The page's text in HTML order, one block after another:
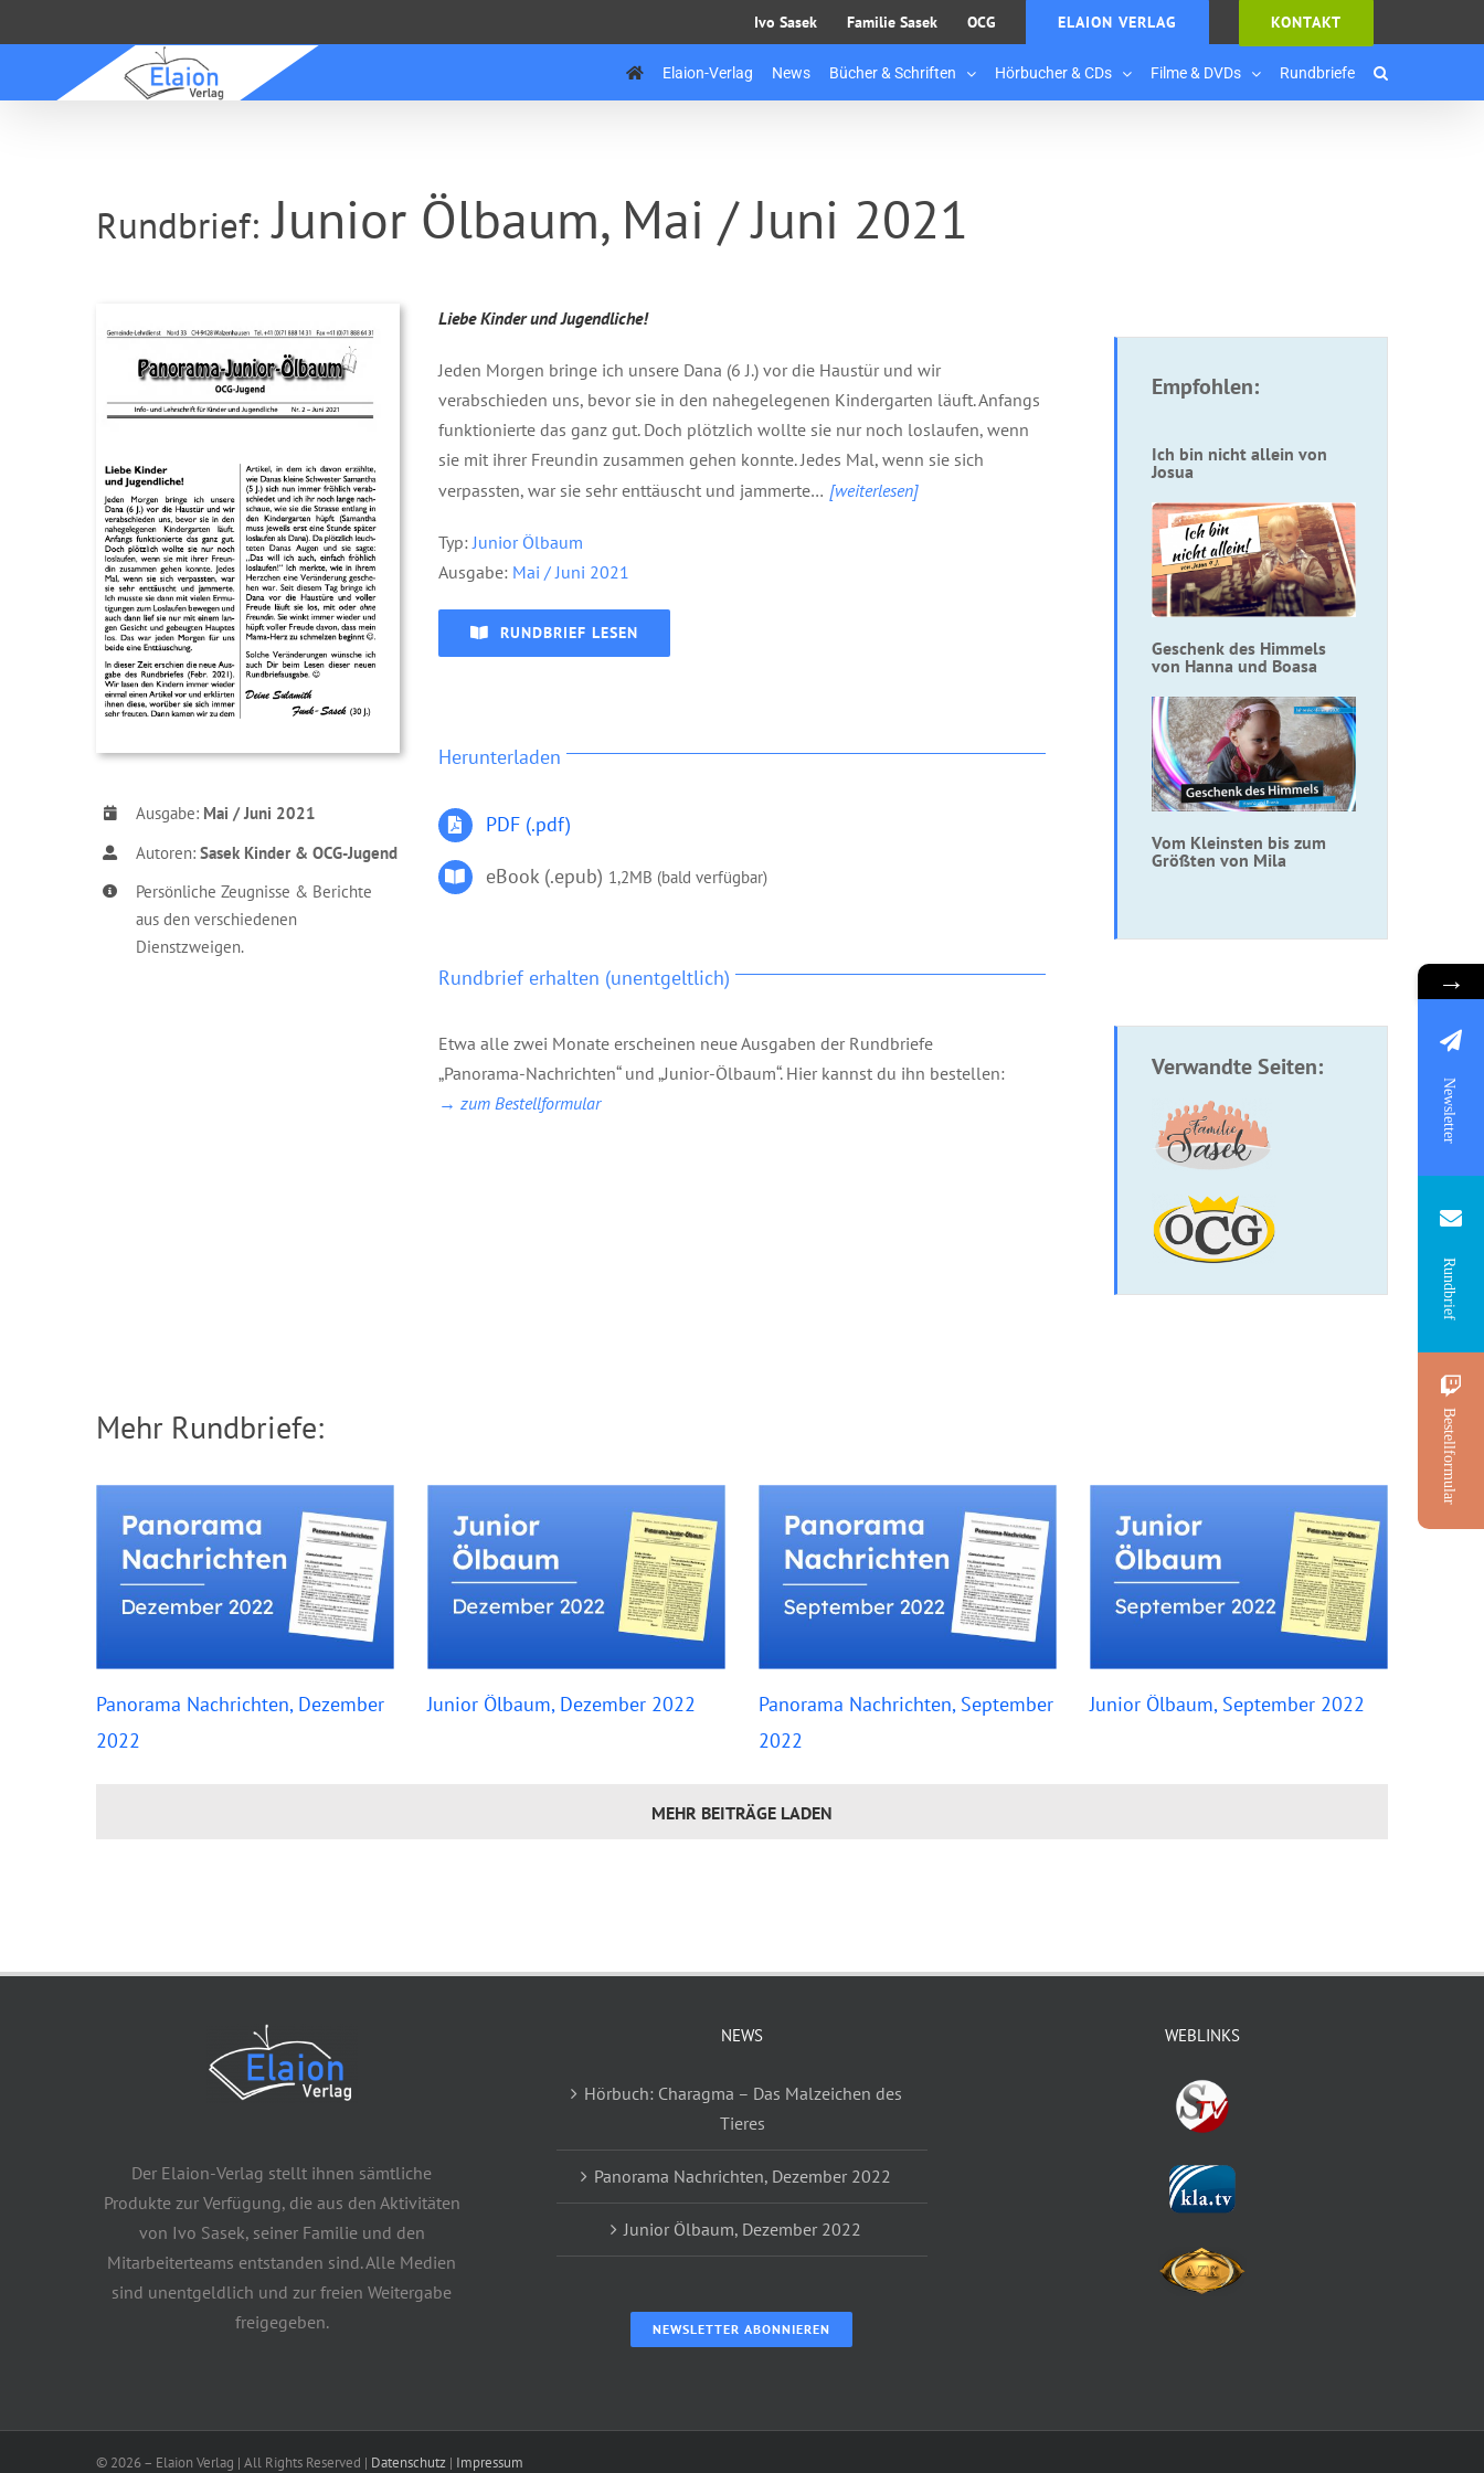
Inhalt
Ivo Sasek Familie Sasek OCG ELAION VERLAG KONTAKT
Elaion-Verlag News Bücher & Schriften Hörbucher & CDs Filme & DVDs Rundbriefe
Rundbrief: Junior Ölbaum, Mai / Juni 2021
Ausgabe: Mai / Juni 2021
Autoren: Sasek Kinder & OCG-Jugend
Persönliche Zeugnisse & Berichte
aus den verschiedenen
Dienstzweigen.
Liebe Kinder und Jugendliche!
Jeden Morgen bringe ich unsere Dana (6 J.) vor die Haustür und wir
verabschieden uns, bevor sie in den nahegelegenen Kindergarten läuft. Anfangs
funktionierte das ganz gut. Doch plötzlich wollte sie nur noch loslaufen, wenn
sie mit ihrer Freundin zusammen gehen konnte. Jedes Mal, wenn sie sich
verpassten, war sie sehr enttäuscht und jammerte… [weiterlesen]
Typ: Junior Ölbaum
Ausgabe: Mai / Juni 2021
RUNDBRIEF LESEN
Herunterladen
PDF (.pdf)
eBook (.epub) 1,2MB (bald verfügbar)
Rundbrief erhalten (unentgeltlich)
Etwa alle zwei Monate erscheinen neue Ausgaben der Rundbriefe
„Panorama-Nachrichten“ und „Junior-Ölbaum“. Hier kannst du ihn bestellen:
→ zum Bestellformular
Empfohlen:
Ich bin nicht allein von
Josua
Geschenk des Himmels
von Hanna und Boasa
Vom Kleinsten bis zum
Größten von Mila
Verwandte Seiten:
Mehr Rundbriefe:
Panorama Nachrichten, Dezember
2022
Junior Ölbaum, Dezember 2022
Panorama Nachrichten, September
2022
Junior Ölbaum, September 2022
MEHR BEITRÄGE LADEN
Der Elaion-Verlag stellt ihnen sämtliche
Produkte zur Verfügung, die aus den Aktivitäten
von Ivo Sasek, seiner Familie und den
Mitarbeiterteams entstanden sind. Alle Medien
sind unentgeldlich und zur freien Weitergabe
freigegeben.
NEWS
Hörbuch: Charagma – Das Malzeichen des
Tieres
Panorama Nachrichten, Dezember 2022
Junior Ölbaum, Dezember 2022
NEWSLETTER ABONNIEREN
WEBLINKS
© 2026 – Elaion Verlag | All Rights Reserved | Datenschutz | Impressum
→
Newsletter
Rundbrief
Bestellformular